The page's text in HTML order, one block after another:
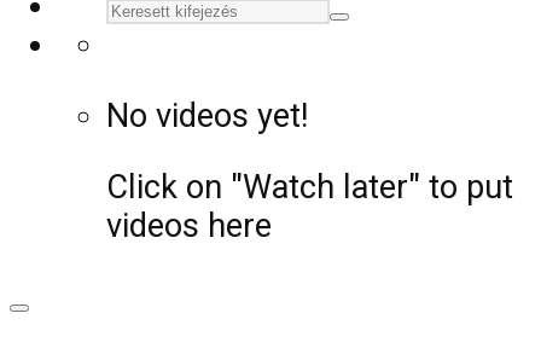
No videos yet!
Click on "Watch later" to put
videos here